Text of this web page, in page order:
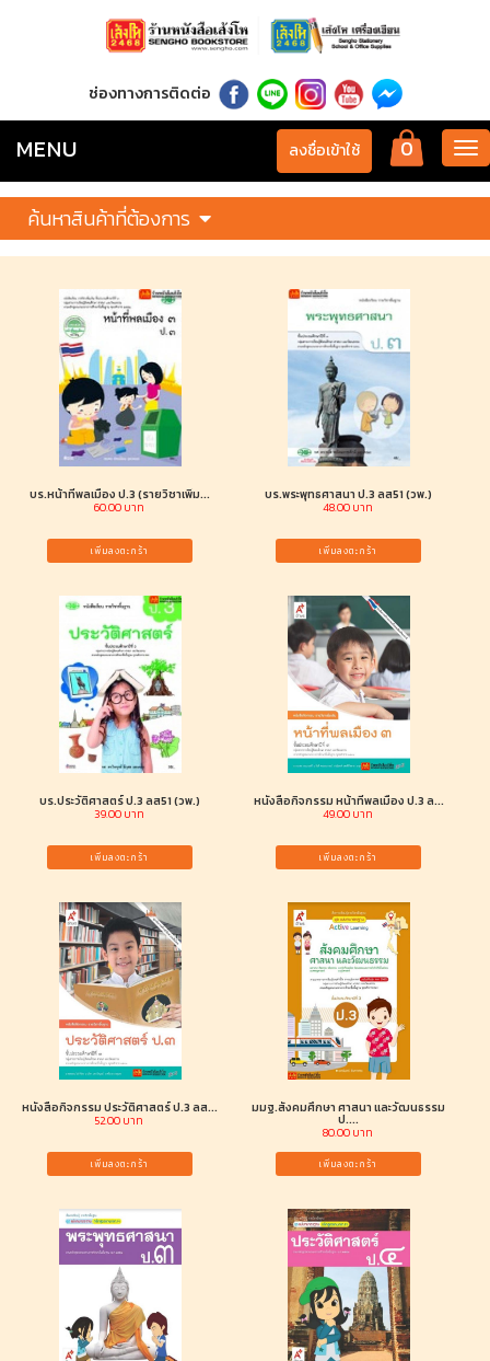
ช่องทางการติดต่อ
0
ลงชื่อเข้าใช้
MENU
ค้นหาสินค้าที่ต้องการ
บร.หน้าที่พลเมือง ป.3 (รายวิชาเพิ่ม...
60.00 บาท
เพิ่มลงตะกร้า
บร.พระพุทธศาสนา ป.3 ลส51 (วพ.)
48.00 บาท
เพิ่มลงตะกร้า
บร.ประวัติศาสตร์ ป.3 ลส51 (วพ.)
39.00 บาท
เพิ่มลงตะกร้า
หนังสือกิจกรรม หน้าที่พลเมือง ป.3 ล...
49.00 บาท
เพิ่มลงตะกร้า
หนังสือกิจกรรม ประวัติศาสตร์ ป.3 ลส...
52.00 บาท
เพิ่มลงตะกร้า
มมฐ.สังคมศึกษา ศาสนา และวัฒนธรรม
ป....
80.00 บาท
เพิ่มลงตะกร้า